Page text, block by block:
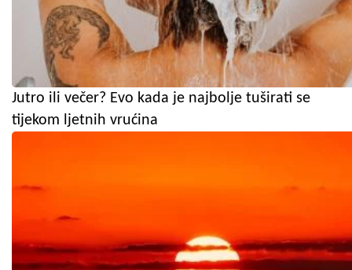
Jutro ili večer? Evo kada je najbolje tuširati se
tijekom ljetnih vrućina